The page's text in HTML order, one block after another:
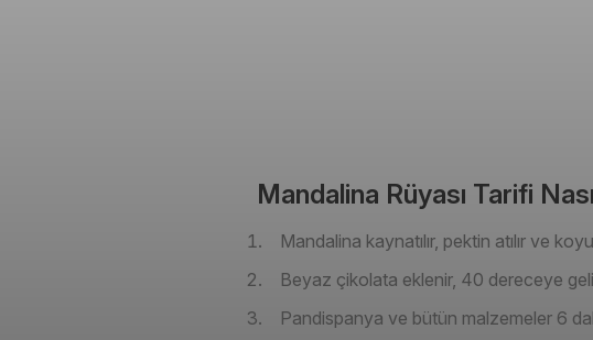
Mandalina Rüyası Tarifi
Mandalina kaynatılır, pektin atılır ve
Beyaz çikolata eklenir, 40 dereceye
Pandispanya ve bütün malzemeler 6